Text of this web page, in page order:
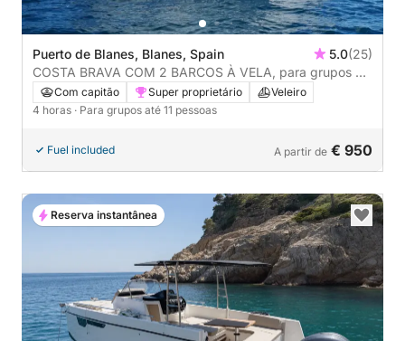
Puerto de Blanes, Blanes, Spain 5.0(25)
COSTA BRAVA COM 2 BARCOS À VELA, para grupos de
até 22 pessoas, 4 horas
Com capitão Super proprietário
Veleiro
4 horas · Para grupos até 11 pessoas
Fuel included A partir de € 950
Reserva instantânea